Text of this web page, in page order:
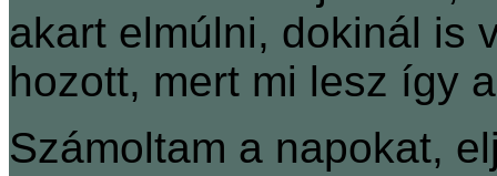
akart elmúlni, dokinál is
hozott, mert mi lesz így
Számoltam a napokat,